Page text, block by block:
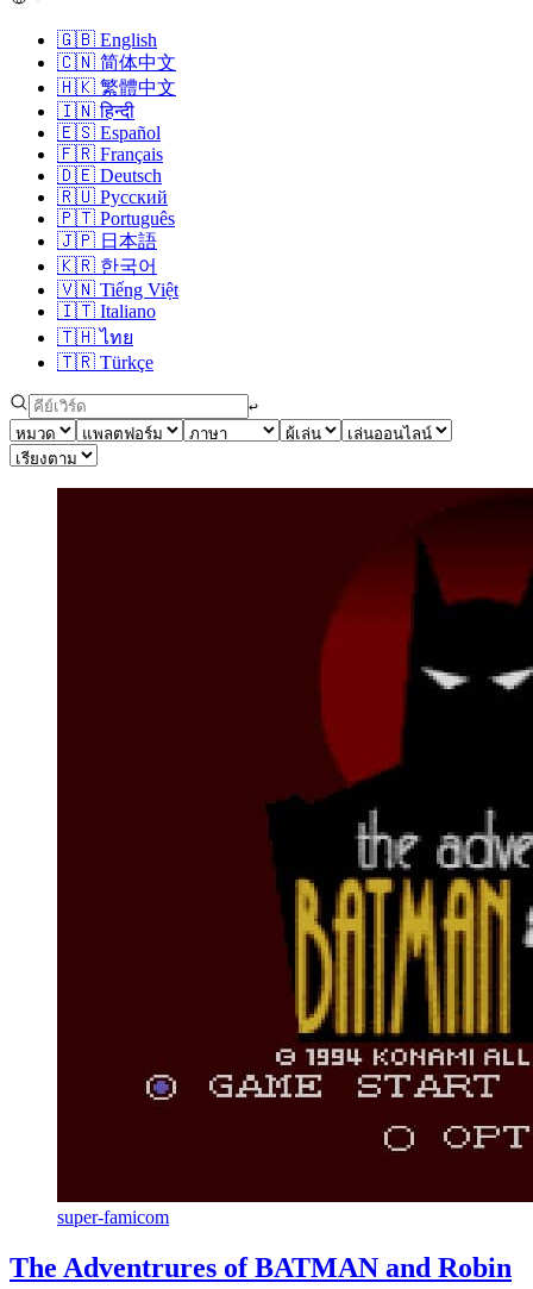
🇬🇧 English
🇨🇳 简体中文
🇭🇰 繁體中文
🇮🇳 हिन्दी
🇪🇸 Español
🇫🇷 Français
🇩🇪 Deutsch
🇷🇺 Русский
🇵🇹 Português
🇯🇵 日本語
🇰🇷 한국어
🇻🇳 Tiếng Việt
🇮🇹 Italiano
🇹🇭 ไทย
🇹🇷 Türkçe
↩︎
super-famicom
The Adventrures of BATMAN and Robin